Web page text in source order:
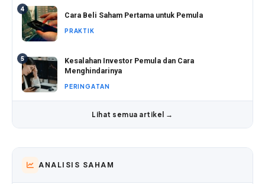
4
Cara Beli Saham Pertama untuk Pemula
PRAKTIK
5
Kesalahan Investor Pemula dan Cara
Menghindarinya
PERINGATAN
Lihat semua artikel →
ANALISIS SAHAM